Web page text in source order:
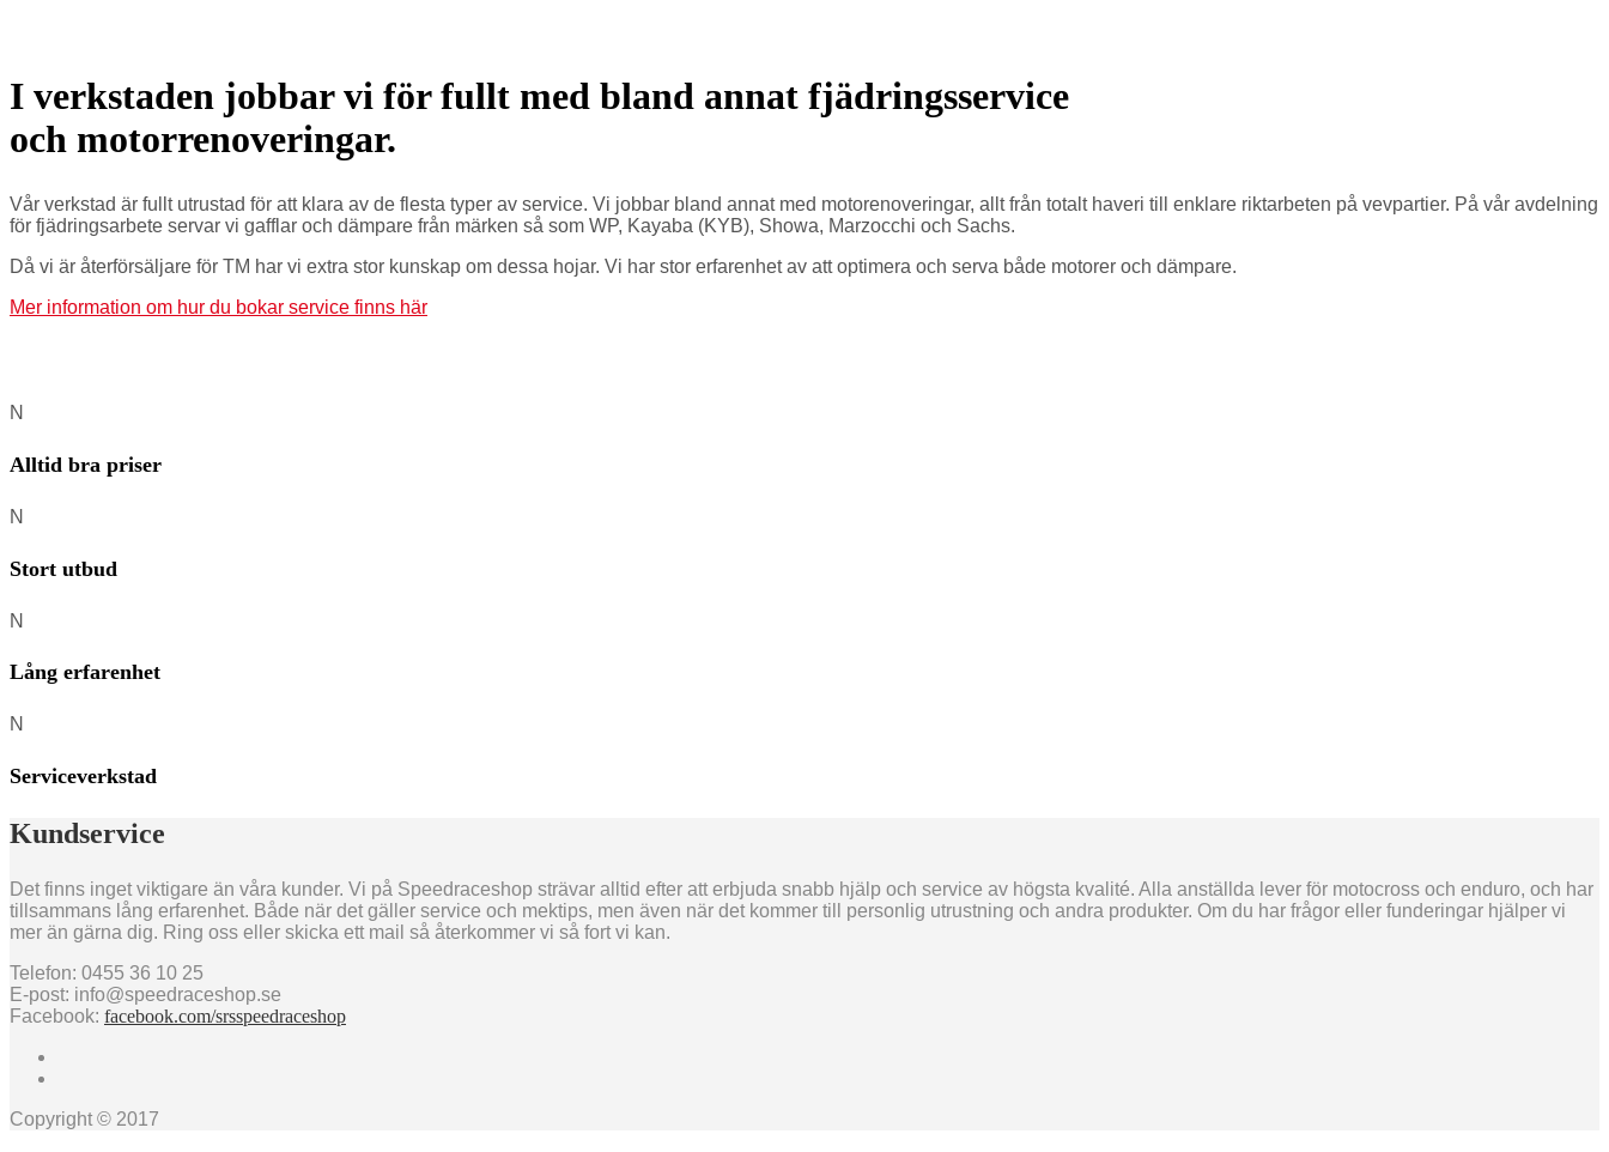
I verkstaden jobbar vi för fullt med bland annat fjädringsservice
och motorrenoveringar.
Vår verkstad är fullt utrustad för att klara av de flesta typer av service. Vi jobbar bland annat med motorenoveringar, allt från totalt haveri till enklare riktarbeten på vevpartier. På vår avdelning
för fjädringsarbete servar vi gafflar och dämpare från märken så som WP, Kayaba (KYB), Showa, Marzocchi och Sachs.
Då vi är återförsäljare för TM har vi extra stor kunskap om dessa hojar. Vi har stor erfarenhet av att optimera och serva både motorer och dämpare.
Mer information om hur du bokar service finns här
N
Alltid bra priser
N
Stort utbud
N
Lång erfarenhet
N
Serviceverkstad
Kundservice
Det finns inget viktigare än våra kunder. Vi på Speedraceshop strävar alltid efter att erbjuda snabb hjälp och service av högsta kvalité. Alla anställda lever för motocross och enduro, och har
tillsammans lång erfarenhet. Både när det gäller service och mektips, men även när det kommer till personlig utrustning och andra produkter. Om du har frågor eller funderingar hjälper vi
mer än gärna dig. Ring oss eller skicka ett mail så återkommer vi så fort vi kan.
Telefon: 0455 36 10 25
E-post: info@speedraceshop.se
Facebook: facebook.com/srsspeedraceshop
Copyright © 2017